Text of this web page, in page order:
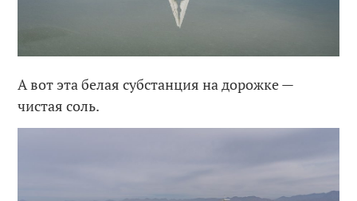
А вот эта белая субстанция на дорожке —
чистая соль.